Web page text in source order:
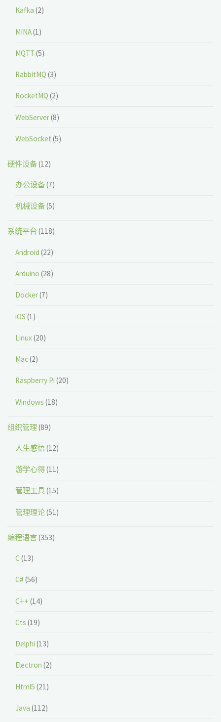
Kafka (2)
MINA(1)
MQTT (5)
RabbitMQ (3)
RocketMQ (2)
WebServer(8)
WebSocket (5)
硬件设备(12)
办公设备(7)
机械设备(5)
系统平台 (118)
Android (22)
Arduino (28)
Docker(7)
iOS (1)
Linux(20)
Mac(2)
Raspberry Pi (20)
Windows (18)
组织管理(89)
人生感悟(12)
游学心得(11)
管理工具(15)
管理理论(51)
编程语言(353)
C (13)
C# (56)
C++ (14)
Cts (19)
Delphi (13)
Electron (2)
Html5 (21)
Java (112)